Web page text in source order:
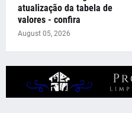
atualização da tabela de
valores - confira
August 05, 2026